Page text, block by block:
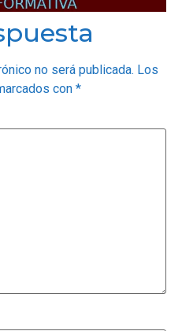
no será publicada. Los
con *